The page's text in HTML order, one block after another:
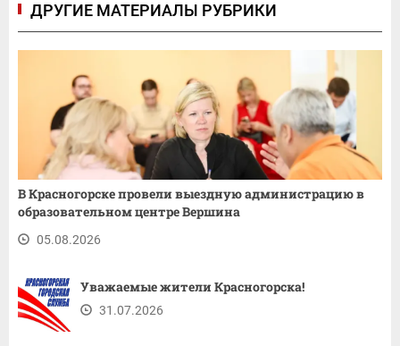
ДРУГИЕ МАТЕРИАЛЫ РУБРИКИ
В Красногорске провели выездную администрацию в
образовательном центре Вершина
05.08.2026
Уважаемые жители Красногорска!
31.07.2026